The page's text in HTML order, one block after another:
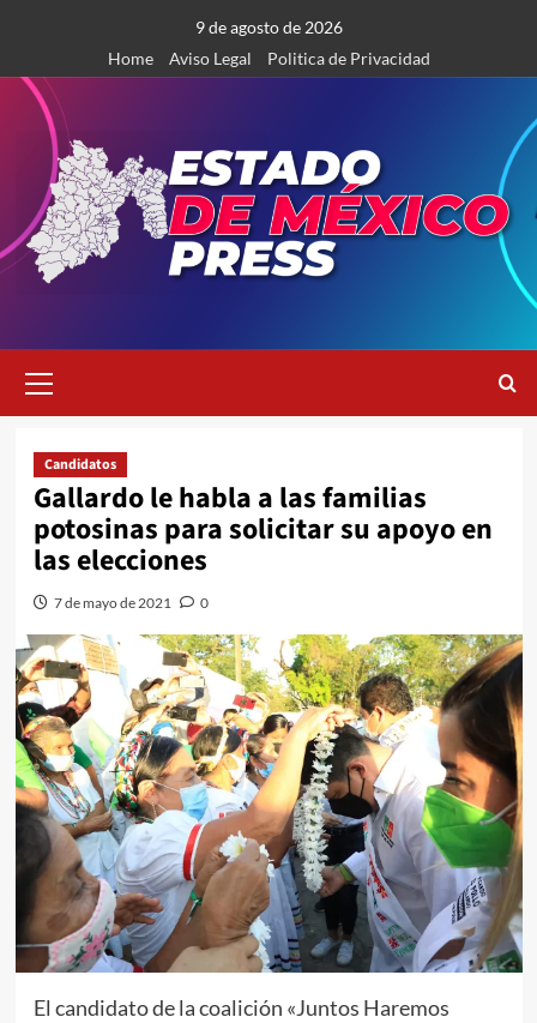
contenido
9 de agosto de 2026
Home
Aviso Legal Politica de Privacidad
primario
Candidatos
Gallardo le habla a las familias
potosinas para solicitar su apoyo en
las elecciones
7 de mayo de 2021 0
El candidato de la coalición «Juntos Haremos